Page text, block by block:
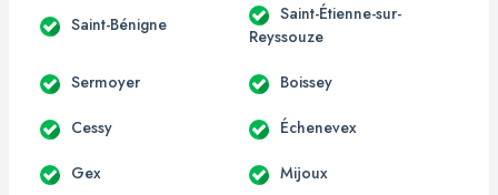
Saint-Bénigne
Saint-Étienne-sur-
Reyssouze
Sermoyer Boissey
Cessy Échenevex
Gex Mijoux